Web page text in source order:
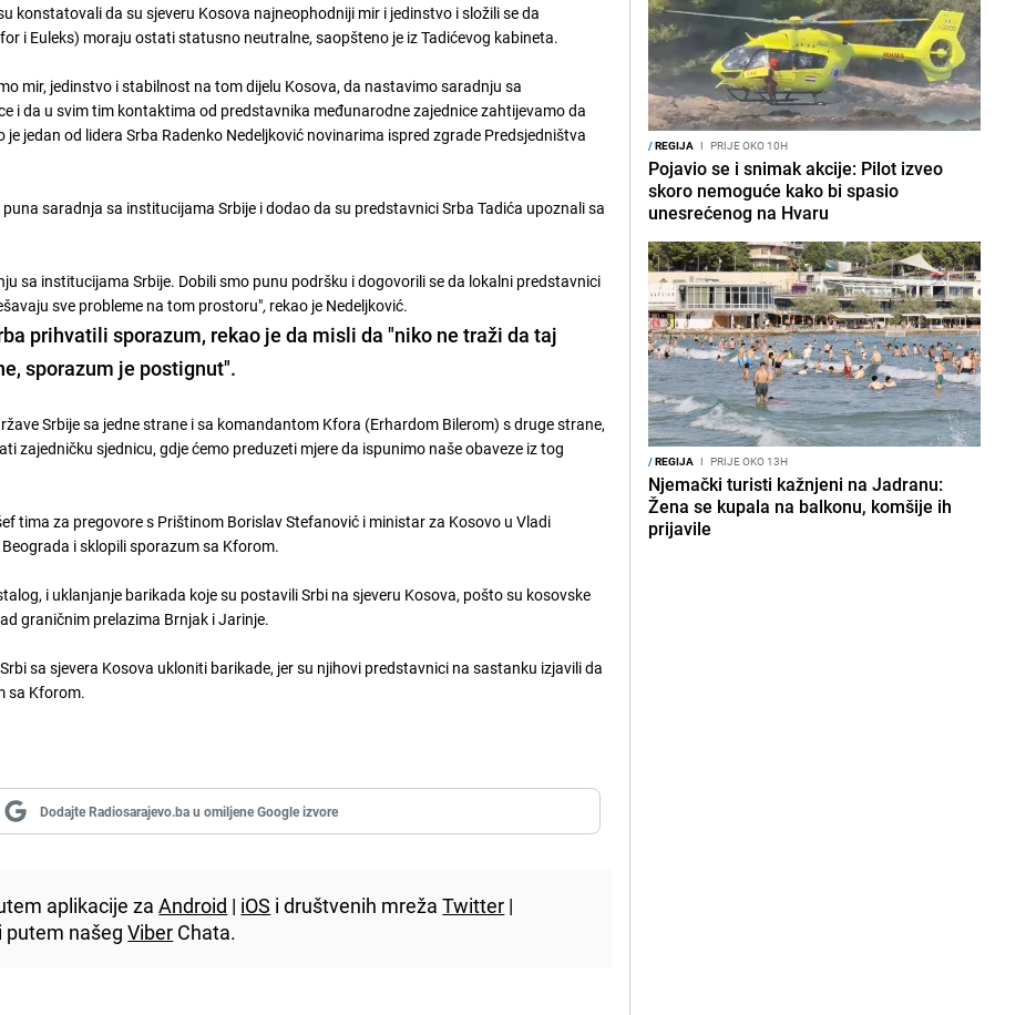
konstatovali da su sjeveru Kosova najneophodniji mir i jedinstvo i složili se da
i Euleks) moraju ostati statusno neutralne, saopšteno je iz Tadićevog kabineta.
mir, jedinstvo i stabilnost na tom dijelu Kosova, da nastavimo saradnju sa
i da u svim tim kontaktima od predstavnika međunarodne zajednice zahtijevamo da
je jedan od lidera Srba Radenko Nedeljković novinarima ispred zgrade Predsjedništva
saradnja sa institucijama Srbije i dodao da su predstavnici Srba Tadića upoznali sa
sa institucijama Srbije. Dobili smo punu podršku i dogovorili se da lokalni predstavnici
sve probleme na tom prostoru", rekao je Nedeljković.
prihvatili sporazum, rekao je da misli da "niko ne traži da taj
sporazum je postignut".
Srbije sa jedne strane i sa komandantom Kfora (Erhardom Bilerom) s druge strane,
zajedničku sjednicu, gdje ćemo preduzeti mjere da ispunimo naše obaveze iz tog
tima za pregovore s Prištinom Borislav Stefanović i ministar za Kosovo u Vladi
i sklopili sporazum sa Kforom.
i uklanjanje barikada koje su postavili Srbi na sjeveru Kosova, pošto su kosovske
graničnim prelazima Brnjak i Jarinje.
sa sjevera Kosova ukloniti barikade, jer su njihovi predstavnici na sastanku izjavili da
sa Kforom.
Dodajte Radiosarajevo.ba u omiljene Google izvore
aplikacije zaAndroid | iOS i društvenih mrežaTwitter |
putem našegViber Chata.
/REGIJA I PRIJE OKO 10H
Pojavio se i snimak akcije: Pilot izveo
skoro nemoguće kako bi spasio
unesrećenog na Hvaru
/REGIJA I PRIJE OKO 13H
Njemački turisti kažnjeni na Jadranu:
Žena se kupala na balkonu, komšije ih
prijavile